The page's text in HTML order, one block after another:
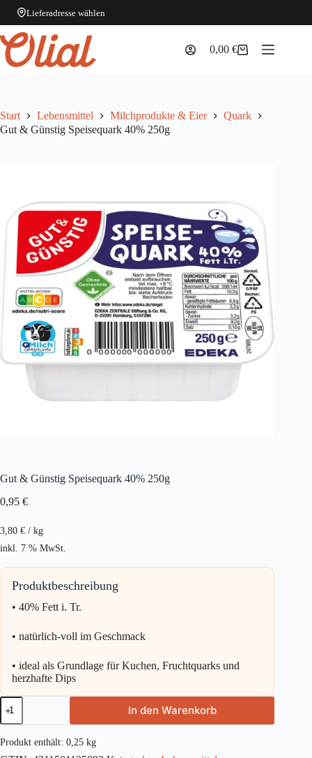
Lieferadresse wählen
Zum
Inhalt
springen
Warenkorb
0,00€
Start Lebensmittel Milchprodukte & Eier
Quark
Gut & Günstig Speisequark 40% 250g
Gut & Günstig Speisequark 40% 250g
0,95 €
3,80 € / kg
inkl. 7 % MwSt.
Produktbeschreibung
• 40% Fett i. Tr.
• natürlich-voll im Geschmack
• ideal als Grundlage für Kuchen, Fruchtquarks und
herzhafte Dips
Gut
&
Günstig
Speisequark
40%
In den Warenkorb
Produkt enthält: 0,25 kg